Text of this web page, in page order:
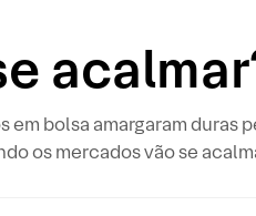
bolsa amargaram duras
os mercados vão se